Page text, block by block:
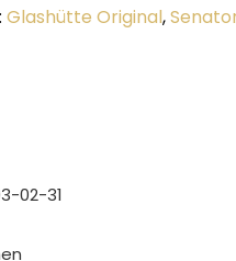
Glashütte Original,
02-31